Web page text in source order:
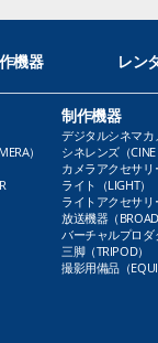
機器 レン
）
制作機器
デジタルシネマカ
シネレンズ（CINE
カメラアクセサリ
ライト（LIGHT）
ライトアクセサリ
放送機器（
バーチャルプロダ
三脚（TRIPOD）
撮影用備品（